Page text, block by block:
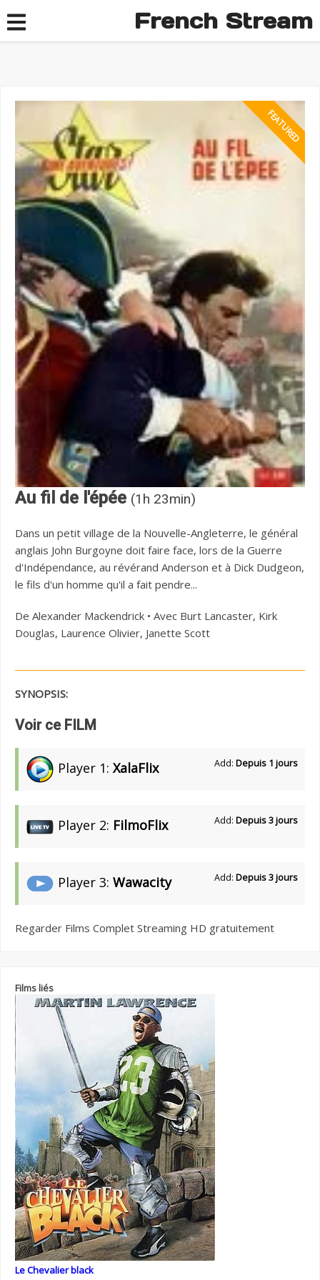
French Stream
Au fil de l'épée (1h 23min)
Dans un petit village de la Nouvelle-Angleterre, le général
anglais John Burgoyne doit faire face, lors de la Guerre
d'Indépendance, au révérand Anderson et à Dick Dudgeon,
le fils d'un homme qu'il a fait pendre...
De Alexander Mackendrick • Avec Burt Lancaster, Kirk
Douglas, Laurence Olivier, Janette Scott
SYNOPSIS:
Voir ce FILM
Player 1: XalaFlix Add: Depuis 1 jours
Player 2: FilmoFlix Add: Depuis 3 jours
Player 3: Wawacity Add: Depuis 3 jours
Regarder Films Complet Streaming HD gratuitement
Films liés
Le Chevalier black